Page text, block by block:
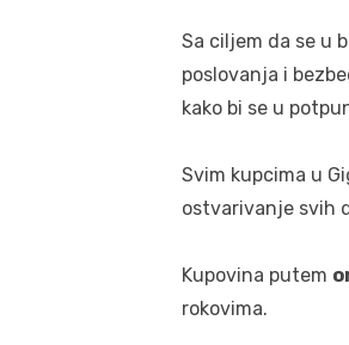
Sa ciljem da se u
poslovanja i
kako bi se u
Svim kupcima u
ostvarivanje svih
Kupovina putem
rokovima.